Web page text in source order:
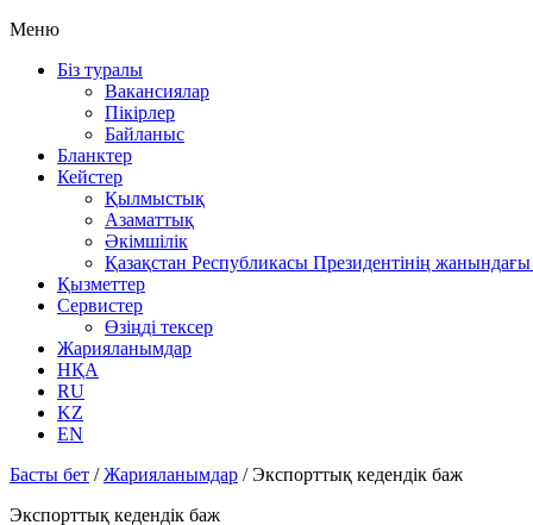
Меню
Біз туралы
Вакансиялар
Пікірлер
Байланыс
Бланктер
Кейстер
Қылмыстық
Азаматтық
Әкімшілік
Қазақстан Республикасы Президентінің
Қызметтер
Сервистер
Өзіңді тексер
Жарияланымдар
НҚА
RU
KZ
EN
Басты бет /Жарияланымдар /Экспорттық кедендік баж
Экспорттық кедендік баж